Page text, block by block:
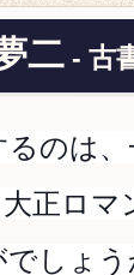
二 - 古
るのは
正ロ
しょう